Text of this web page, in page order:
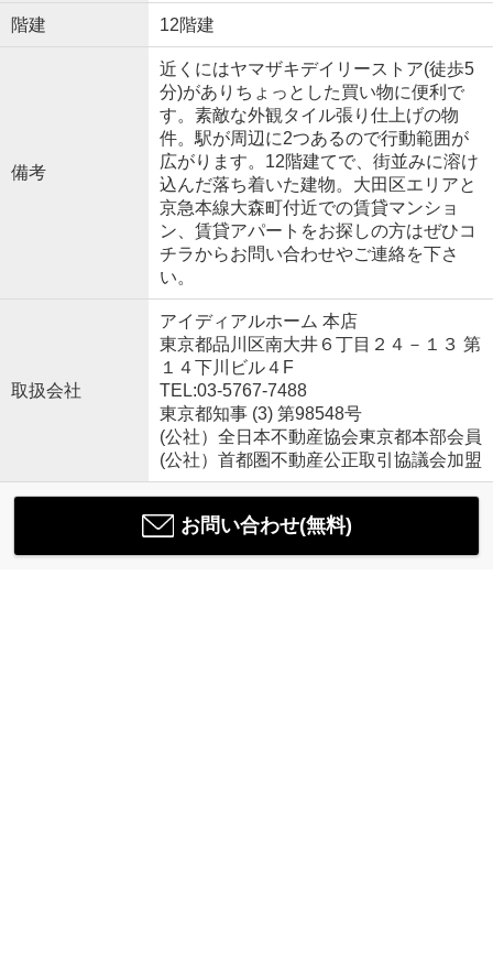
階建 12階建
備考
近くにはヤマザキデイリーストア(徒歩5
分)がありちょっとした買い物に便利で
す。素敵な外観タイル張り仕上げの物
件。駅が周辺に2つあるので行動範囲が
広がります。12階建てで、街並みに溶け
込んだ落ち着いた建物。大田区エリアと
京急本線大森町付近での賃貸マンショ
ン、賃貸アパートをお探しの方はぜひコ
チラからお問い合わせやご連絡を下さ
い。
取扱会社
アイディアルホーム 本店
東京都品川区南大井６丁目２４－１３ 第
１４下川ビル４F
TEL:03-5767-7488
東京都知事 (3) 第98548号
(公社）全日本不動産協会東京都本部会員
(公社）首都圏不動産公正取引協議会加盟
お問い合わせ(無料)